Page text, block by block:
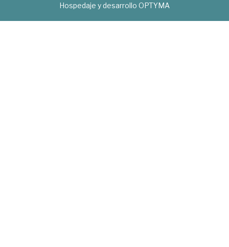
Hospedaje y desarrollo OPTYMA